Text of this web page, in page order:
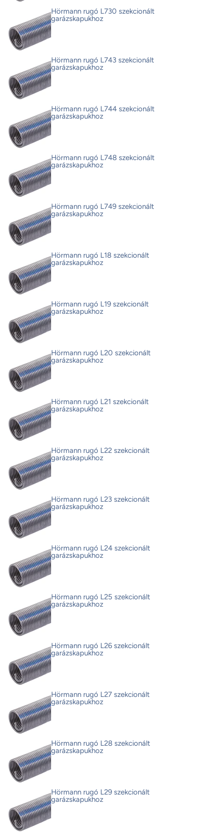
Hörmann rugó L730 szekcionált
garázskapukhoz
Hörmann rugó L743 szekcionált
garázskapukhoz
Hörmann rugó L744 szekcionált
garázskapukhoz
Hörmann rugó L748 szekcionált
garázskapukhoz
Hörmann rugó L749 szekcionált
garázskapukhoz
Hörmann rugó L18 szekcionált
garázskapukhoz
Hörmann rugó L19 szekcionált
garázskapukhoz
Hörmann rugó L20 szekcionált
garázskapukhoz
Hörmann rugó L21 szekcionált
garázskapukhoz
Hörmann rugó L22 szekcionált
garázskapukhoz
Hörmann rugó L23 szekcionált
garázskapukhoz
Hörmann rugó L24 szekcionált
garázskapukhoz
Hörmann rugó L25 szekcionált
garázskapukhoz
Hörmann rugó L26 szekcionált
garázskapukhoz
Hörmann rugó L27 szekcionált
garázskapukhoz
Hörmann rugó L28 szekcionált
garázskapukhoz
Hörmann rugó L29 szekcionált
garázskapukhoz